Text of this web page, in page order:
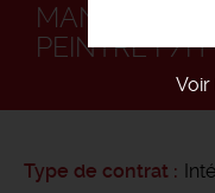
PEINTRE F/H
Type de contrat